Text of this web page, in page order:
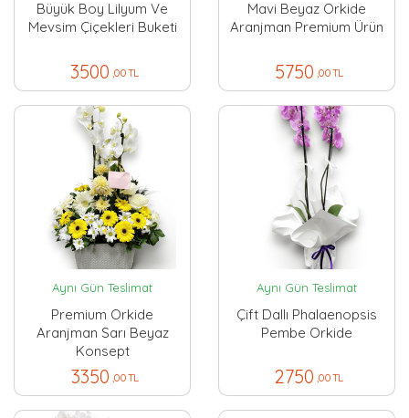
Büyük Boy Lilyum Ve
Mevsim Çiçekleri Buketi
3500 ,00 TL
Mavi Beyaz Orkide
Aranjman Premium Ürün
5750 ,00 TL
Aynı Gün Teslimat
Premium Orkide
Aranjman Sarı Beyaz
Konsept
3350 ,00 TL
Aynı Gün Teslimat
Çift Dallı Phalaenopsis
Pembe Orkide
2750 ,00 TL